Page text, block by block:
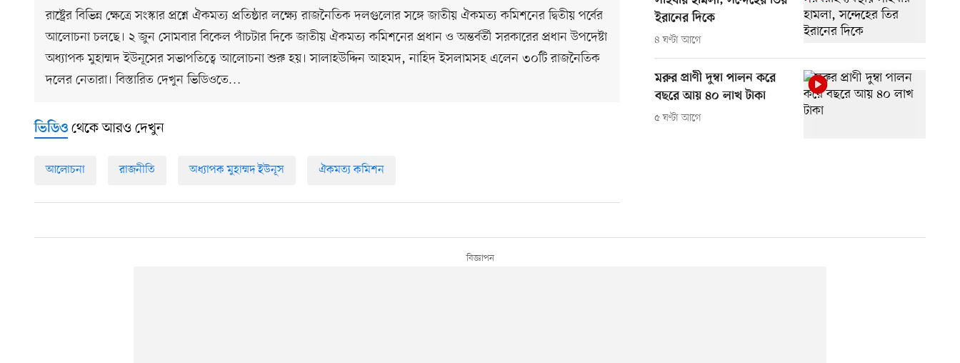
রাষ্ট্রের বিভিন্ন ক্ষেত্রে সংস্কার প্রশ্নে ঐকমত্য প্রতিষ্ঠার লক্ষ্যে রাজনৈতিক দলগুলোর সঙ্গে জাতীয় ঐকমত্য কমিশনের দ্বিতীয় পর্বের
আলোচনা চলছে। ২ জুন সোমবার বিকেল পাঁচটার দিকে জাতীয় ঐকমত্য কমিশনের প্রধান ও অন্তর্বর্তী সরকারের প্রধান উপদেষ্টা
অধ্যাপক মুহাম্মদ ইউনূসের সভাপতিত্বে আলোচনা শুরু হয়। সালাহউদ্দিন আহমদ, নাহিদ ইসলামসহ এলেন ৩০টি রাজনৈতিক
দলের নেতারা। বিস্তারিত দেখুন ভিডিওতে…
ইরানের দিকে
৪ ঘণ্টা আগে
মরুর প্রাণী দুম্বা পালন করে
বছরে আয় ৪০ লাখ টাকা
৫ ঘণ্টা আগে
ভিডিও থেকে আরও দেখুন
আলোচনা রাজনীতি অধ্যাপক মুহাম্মদ ইউনূস ঐকমত্য কমিশন